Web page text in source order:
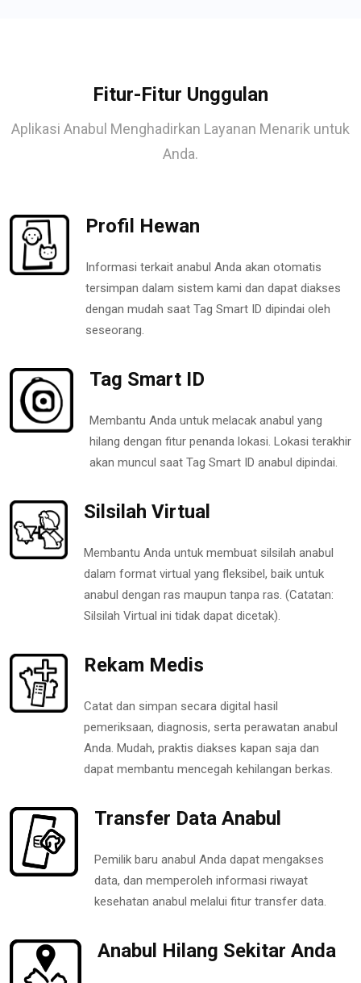
Fitur-Fitur Unggulan
Aplikasi Anabul Menghadirkan Layanan Menarik untuk
Anda.
Profil Hewan
Informasi terkait anabul Anda akan otomatis
tersimpan dalam sistem kami dan dapat diakses
dengan mudah saat Tag Smart ID dipindai oleh
seseorang.
Tag Smart ID
Membantu Anda untuk melacak anabul yang
hilang dengan fitur penanda lokasi. Lokasi terakhir
akan muncul saat Tag Smart ID anabul dipindai.
Silsilah Virtual
Membantu Anda untuk membuat silsilah anabul
dalam format virtual yang fleksibel, baik untuk
anabul dengan ras maupun tanpa ras. (Catatan:
Silsilah Virtual ini tidak dapat dicetak).
Rekam Medis
Catat dan simpan secara digital hasil
pemeriksaan, diagnosis, serta perawatan anabul
Anda. Mudah, praktis diakses kapan saja dan
dapat membantu mencegah kehilangan berkas.
Transfer Data Anabul
Pemilik baru anabul Anda dapat mengakses
data, dan memperoleh informasi riwayat
kesehatan anabul melalui fitur transfer data.
Anabul Hilang Sekitar Anda